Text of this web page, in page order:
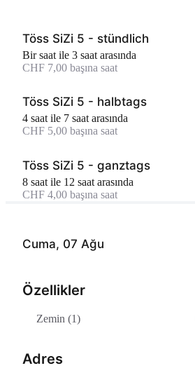
Cuma, 07 Ağu
Özellikler
Zemin (1)
Adres
Töss SiZi 5 - stündlich
bir saat ile 3 saat arasında
CHF 7,00 başına saat
Töss SiZi 5 - halbtags
4 saat ile 7 saat arasında
CHF 5,00 başına saat
Töss SiZi 5 - ganztags
8 saat ile 12 saat arasında
CHF 4,00 başına saat